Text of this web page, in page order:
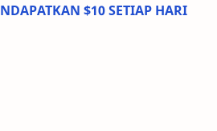
$10 SETIAP HARI